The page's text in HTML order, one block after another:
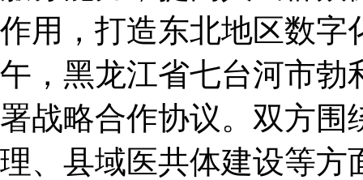
作用，打造东北地区数字
午，黑龙江省七台河市勃
署战略合作协议。双方围
理、县域医共体建设等方